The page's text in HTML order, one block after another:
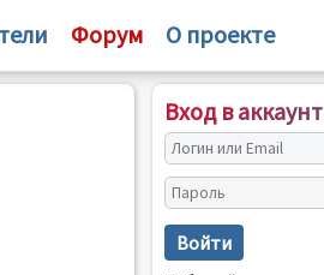
Форум О проекте
Вход в аккаунт
Войти